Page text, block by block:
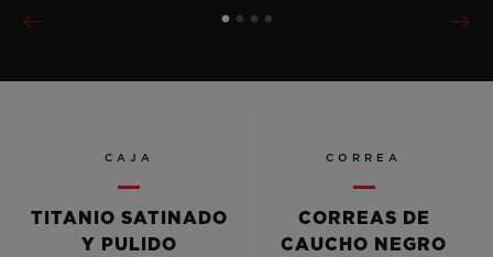
CAJA
TITANIO SATINADO
Y PULIDO
CORREA
CORREAS DE
CAUCHO NEGRO